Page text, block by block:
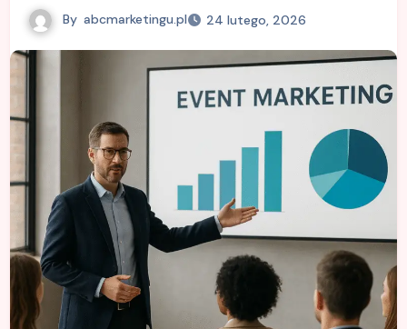
By abcmarketingu.pl 24 lutego, 2026